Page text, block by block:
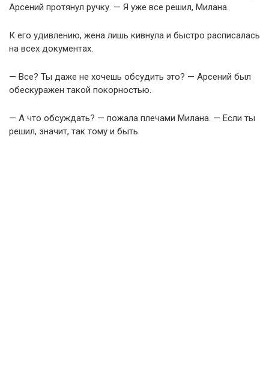
Арсений протянул ручку. — Я уже все решил, Милана.
К его удивлению, жена лишь кивнула и быстро расписалась
на всех документах.
— Все? Ты даже не хочешь обсудить это? — Арсений был
обескуражен такой покорностью.
— А что обсуждать? — пожала плечами Милана. — Если ты
решил, значит, так тому и быть.